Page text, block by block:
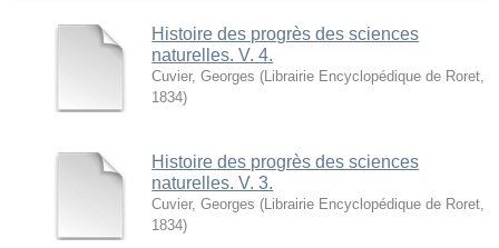
Histoire des progrès des sciences
naturelles. V. 4.
Cuvier, Georges ( Librairie Encyclopédique de Roret
1834)
Histoire des progrès des sciences
naturelles. V. 3.
Cuvier, Georges ( Librairie Encyclopédique de Roret
1834)